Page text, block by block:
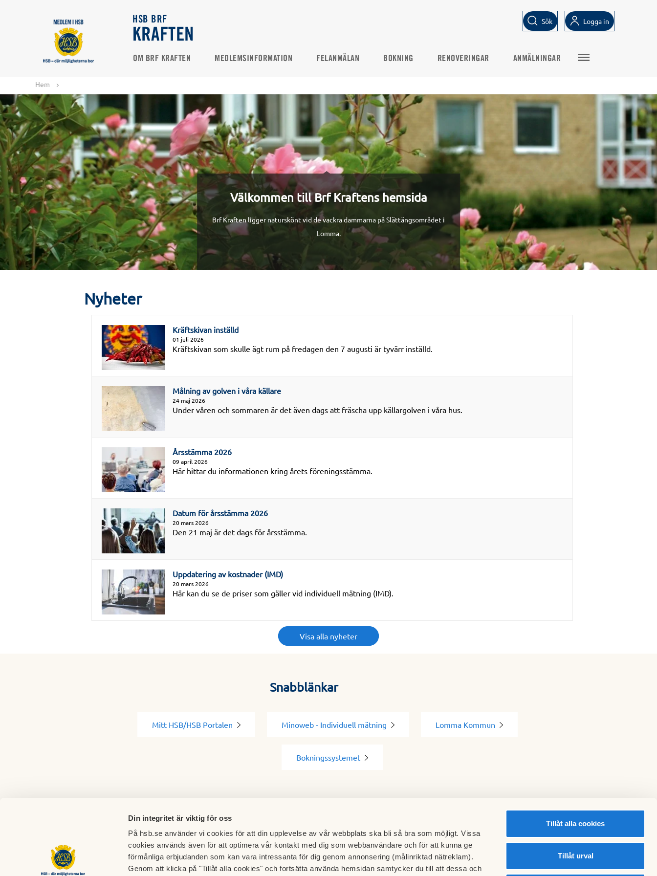
Din integritet är viktig för oss
På hsb.se använder vi cookies för att din upplevelse av vår webbplats ska bli så bra som möjligt. Vissa
cookies används även för att optimera vår kontakt med dig som webbanvändare och för att kunna ge
förmånliga erbjudanden som kan vara intressanta för dig genom annonsering (målinriktad nätreklam).
Genom att klicka på "Tillåt alla cookies" och fortsätta använda hemsidan samtycker du till att dessa och
Tillåt alla cookies
Tillåt urval
HSB BRF
KRAFTEN
Sök Logga in
OM BRF KRAFTEN MEDLEMSINFORMATION FELANMÄLAN BOKNING RENOVERINGAR ANMÄLNINGAR
Hem
Välkommen till Brf Kraftens hemsida
Brf Kraften ligger naturskönt vid de vackra dammarna på Slättängsområdet i
Lomma.
Nyheter
Kräftskivan inställd
01 juli 2026
Kräftskivan som skulle ägt rum på fredagen den 7 augusti är tyvärr inställd.
Målning av golven i våra källare
24 maj 2026
Under våren och sommaren är det även dags att fräscha upp källargolven i våra hus.
Årsstämma 2026
09 april 2026
Här hittar du informationen kring årets föreningsstämma.
Datum för årsstämma 2026
20 mars 2026
Den 21 maj är det dags för årsstämma.
Uppdatering av kostnader (IMD)
20 mars 2026
Här kan du se de priser som gäller vid individuell mätning (IMD).
Visa alla nyheter
Snabblänkar
Mitt HSB/HSB Portalen Minoweb - Individuell mätning Lomma Kommun
Bokningssystemet